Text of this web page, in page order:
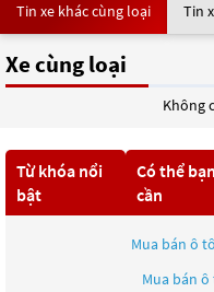
Tin xe khác cùng loại Tin
Xe cùng loại
Không
Từ khóa nổi
bật
Có thể bạn
cần
Mua bán ô tô
Mua bán ô